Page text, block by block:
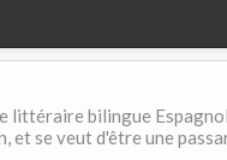
littéraire bilingue
se veut d'être une